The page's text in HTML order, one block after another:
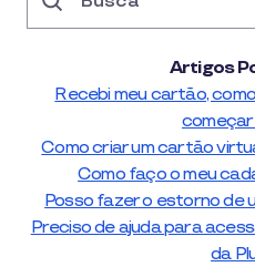
Artigos
Recebi meu cartão,
Como criar um cartão
Como faço o meu
Posso fazer o estorno de
Preciso de ajuda para
da